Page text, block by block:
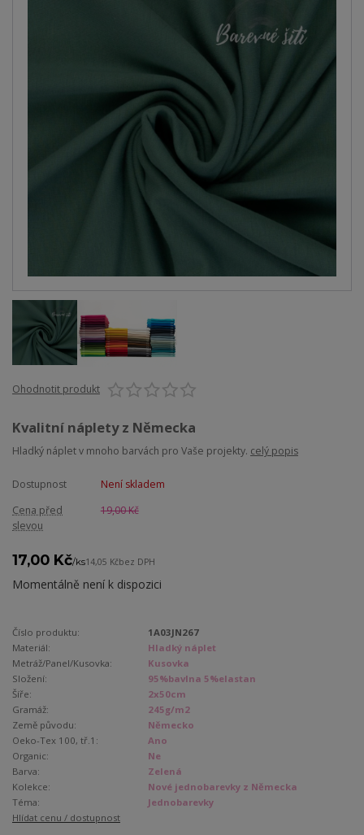
Ohodnotit produkt
Kvalitní náplety z Německa
Hladký náplet v mnoho barvách pro Vaše projekty. celý popis
Dostupnost
Není skladem
Cena před
slevou
19,00 Kč
17,00 Kč/ks14,05 Kčbez DPH
Momentálně není k dispozici
Číslo produktu:
1A03JN267
Materiál:
Hladký náplet
Metráž/Panel/Kusovka:
Kusovka
Složení:
95%bavlna 5%elastan
Šíře:
2x50cm
Gramáž:
245g/m2
Země původu:
Německo
Oeko-Tex 100, tř.1:
Ano
Organic:
Ne
Barva:
Zelená
Kolekce:
Nové jednobarevky z Německa
Téma:
Jednobarevky
Hlídat cenu / dostupnost